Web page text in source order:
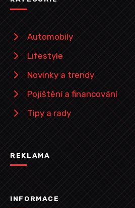
Automobily
Lifestyle
Novinky a trendy
Pojištění a financování
Tipy a rady
REKLAMA
INFORMACE